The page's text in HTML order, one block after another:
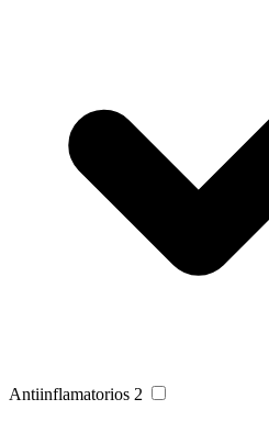
Antiinflamatorios 2